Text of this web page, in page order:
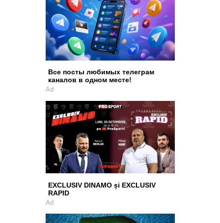
Все посты любимых телеграм
каналов в одном месте!
Ad
EXCLUSIV DINAMO și EXCLUSIV
RAPID
Ad